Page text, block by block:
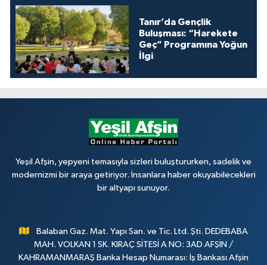
Tanır’da Gençlik
Buluşması: “Harekete
Geç” Programına Yoğun
İlgi
Yeşil Afşin, yepyeni temasıyla sizleri buluştururken, sadelik ve
modernizmi bir araya getiriyor. İnsanlara haber okuyabilecekleri
bir altyapı sunuyor.
Balaban Gaz. Mat. Yapı San. ve Tic. Ltd. Şti. DEDEBABA
MAH. VOLKAN 1 SK. KIRAÇ SİTESİ A NO: 3AD AFŞİN /
KAHRAMANMARAŞ Banka Hesap Numarası: İş Bankası Afşin